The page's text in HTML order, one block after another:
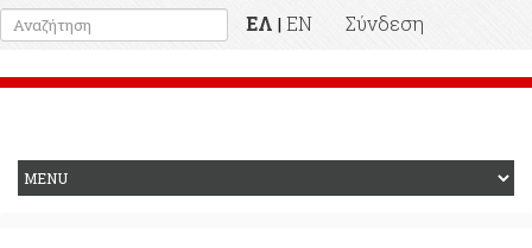
ΕΛ | EN
Σύνδεση